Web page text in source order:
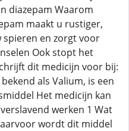
diazepam Waarom
maakt u rustiger,
en zorgt voor
Ook stopt het
dit medicijn voor bij:
als Valium, is een
Het medicijn kan
werken 1 Wat
wordt dit middel